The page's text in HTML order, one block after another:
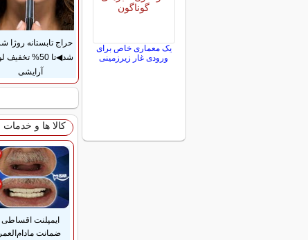
حراج تابستانه روژا
شد◀تا 50% تخفیف
آرایشی
کالا ها و
ایمپلنت اقساطی
ضمانت
یک معماری خاص برای
ورودی غار زیرزمینی